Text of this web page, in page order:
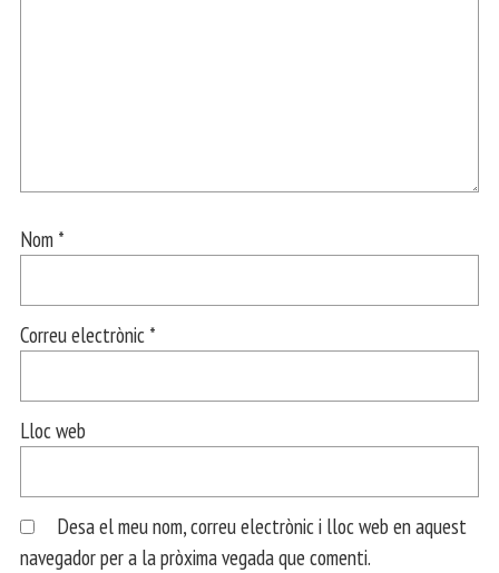
Nom *
Correu electrònic *
Lloc web
Desa el meu nom, correu electrònic i lloc web en aquest
navegador per a la pròxima vegada que comenti.